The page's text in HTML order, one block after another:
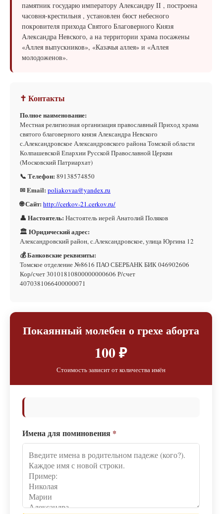
памятник государю императору Александру II , построена
часовня-крестильня , установлен бюст небесного
покровителя прихода Cвятого Благоверного Князя
Александра Невского, а на территории храма посажены
«Аллея выпускников», «Казачья аллея» и «Аллея
молодоженов».
✝ Контакты
Полное наименование:
Местная религиозная организация православный Приход храма
святого благоверного князя Александра Невского
с.Александровское Александровского района Томской области
Колпашевской Епархии Русской Православной Церкви
(Московский Патриархат)
📞 Телефон: 89138574850
✉ Email: poliakovaa@yandex.ru
🌐 Сайт: http://cerkov-21.cerkov.ru/
👤 Настоятель: Настоятель иерей Анатолий Поляков
🏛 Юридический адрес:
Александровский район, с.Александровское, улица Юргина 12
💰 Банковские реквизиты:
Томское отделение №8616 ПАО СБЕРБАНК БИК 046902606
Кор/счет 30101810800000000606 Р/счет
4070381066400000071
Покаянный молебен о грехе аборта
100 ₽
Стоимость зависит от количества имён
Имена для поминовения *